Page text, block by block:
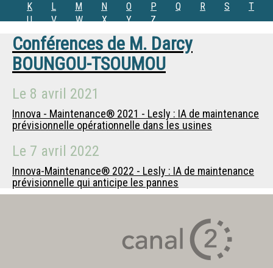
K
L M N O P Q R S
T
U
V W X Y Z
Conférences de M. Darcy
BOUNGOU-TSOUMOU
Le 8 avril 2021
Innova - Maintenance® 2021 - Lesly : IA de maintenance
prévisionnelle opérationnelle dans les usines
Le 7 avril 2022
Innova-Maintenance® 2022 - Lesly : IA de maintenance
prévisionnelle qui anticipe les pannes